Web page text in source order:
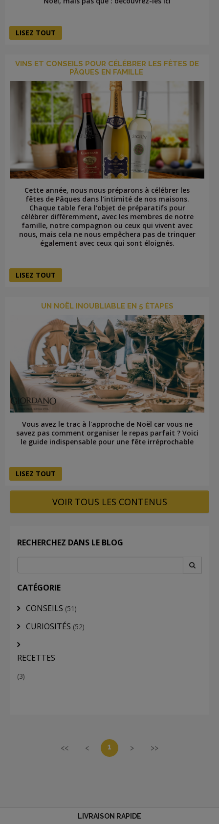
LISEZ TOUT
VINS ET CONSEILS POUR CÉLÉBRER LES FÊTES DE
PÂQUES EN FAMILLE
Cette année, nous nous préparons à célébrer les
fêtes de Pâques dans l'intimité de nos maisons.
Chaque table fera l'objet de préparatifs pour
célébrer différemment, avec les membres de notre
famille, notre compagnon ou ceux qui vivent avec
nous, mais cela ne nous empêchera pas de trinquer
également avec ceux qui sont éloignés.
LISEZ TOUT
UN NOËL INOUBLIABLE EN 5 ÉTAPES
Vous avez le trac à l'approche de Noël car vous ne
savez pas comment organiser le repas parfait ? Voici
le guide indispensable pour une fête irréprochable
LISEZ TOUT
VOIR TOUS LES CONTENUS
RECHERCHEZ DANS LE BLOG
CATÉGORIE
CONSEILS (51)
CURIOSITÉS (52)
RECETTES
(3)
<< < 1 > >>
LIVRAISON RAPIDE